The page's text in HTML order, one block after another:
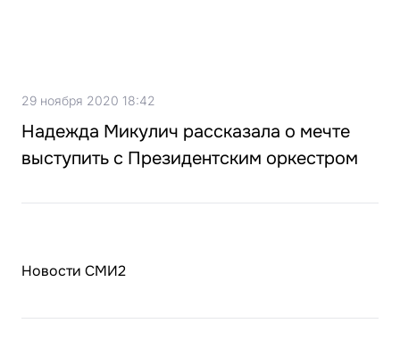
29 ноября 2020 18:42
Надежда Микулич рассказала о мечте
выступить с Президентским оркестром
Новости СМИ2